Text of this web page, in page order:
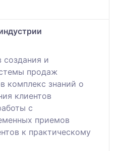
создания и
продаж
комплекс знаний о
клиентов
с
приемов
к практическому